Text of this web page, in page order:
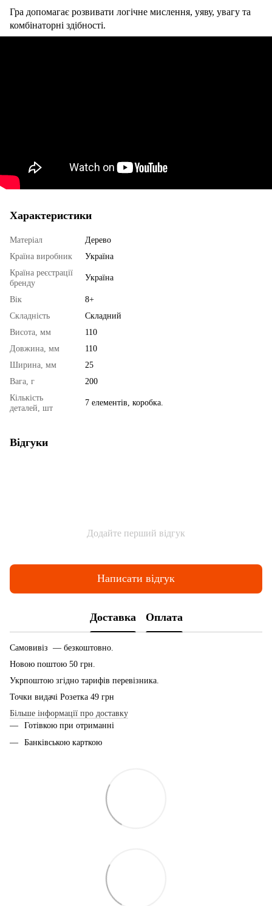
Гра допомагає розвивати логічне мислення, уяву, увагу та
комбінаторні здібності.
Характеристики
Матеріал
Дерево
Країна виробник
Україна
Країна реєстрації
бренду
Україна
Вік
8+
Складність
Складний
Висота, мм
110
Довжина, мм
110
Ширина, мм
25
Вага, г
200
Кількість
деталей, шт
7 елементів, коробка.
Відгуки
Додайте перший відгук
Написати відгук
Доставка Оплата
Самовивіз — безкоштовно.
Новою поштою 50 грн.
Укрпоштою згідно тарифів перевізника.
Точки видачі Розетка 49 грн
Більше інформації про доставку
Готівкою при отриманні
Банківською карткою